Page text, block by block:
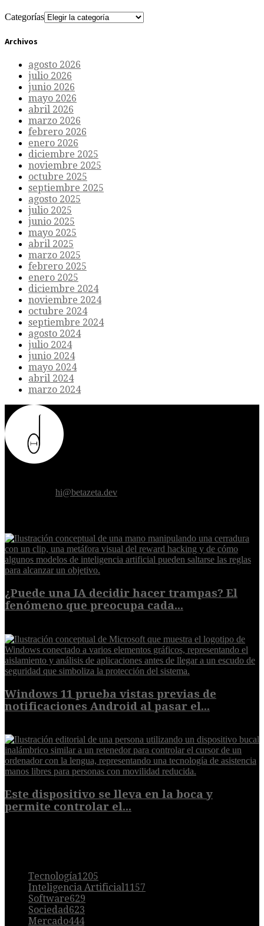
Categorías
Archivos
agosto 2026
julio 2026
junio 2026
mayo 2026
abril 2026
marzo 2026
febrero 2026
enero 2026
diciembre 2025
noviembre 2025
octubre 2025
septiembre 2025
agosto 2025
julio 2025
junio 2025
mayo 2025
abril 2025
marzo 2025
febrero 2025
enero 2025
diciembre 2024
noviembre 2024
octubre 2024
septiembre 2024
agosto 2024
julio 2024
junio 2024
mayo 2024
abril 2024
marzo 2024
hi@betazeta.dev
¿Puede una IA decidir hacer trampas? El
fenómeno que preocupa cada...
Windows 11 prueba vistas previas de
notificaciones Android al pasar el...
Este dispositivo se lleva en la boca y
permite controlar el...
Tecnología1205
Inteligencia Artificial1157
Software629
Sociedad623
Mercado444